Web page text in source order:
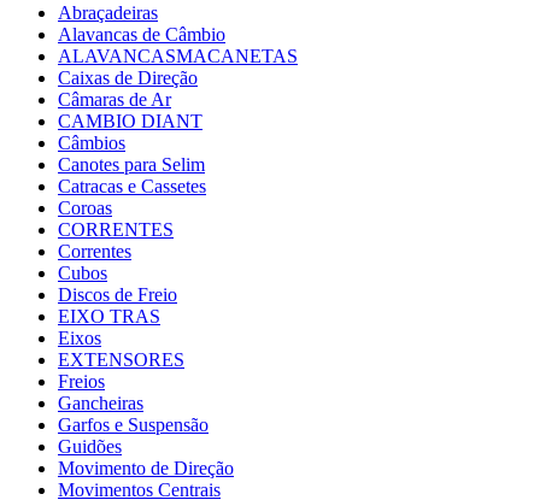
Abraçadeiras
Alavancas de Câmbio
ALAVANCASMACANETAS
Caixas de Direção
Câmaras de Ar
CAMBIO DIANT
Câmbios
Canotes para Selim
Catracas e Cassetes
Coroas
CORRENTES
Correntes
Cubos
Discos de Freio
EIXO TRAS
Eixos
EXTENSORES
Freios
Gancheiras
Garfos e Suspensão
Guidões
Movimento de Direção
Movimentos Centrais